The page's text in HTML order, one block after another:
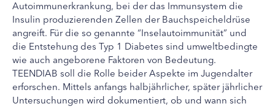
Autoimmunerkrankung, bei der das Immunsystem die
Insulin produzierenden Zellen der Bauchspeicheldrüse
angreift. Für die so genannte “Inselautoimmunität” und
die Entstehung des Typ 1 Diabetes sind umweltbedingte
wie auch angeborene Faktoren von Bedeutung.
TEENDIAB soll die Rolle beider Aspekte im Jugendalter
erforschen. Mittels anfangs halbjährlicher, später jährlicher
Untersuchungen wird dokumentiert, ob und wann sich